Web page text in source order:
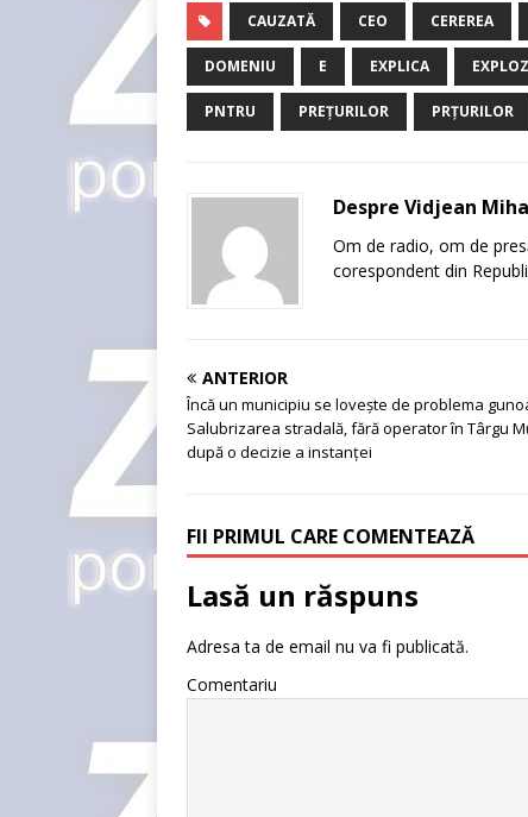
CAUZATĂ CEO CEREREA
DOMENIU E EXPLICA
PNTRU PREȚURILOR PRȚURILOR
Despre Vidjean
Om de radio, om de
corespondent din
ANTERIOR
Încă un municipiu se lovește de problema
Salubrizarea stradală, fără operator în Târgu
după o decizie a instanței
FII PRIMUL CARE COMENTEAZĂ
Lasă un răspuns
Adresa ta de email nu va fi publicată.
Comentariu